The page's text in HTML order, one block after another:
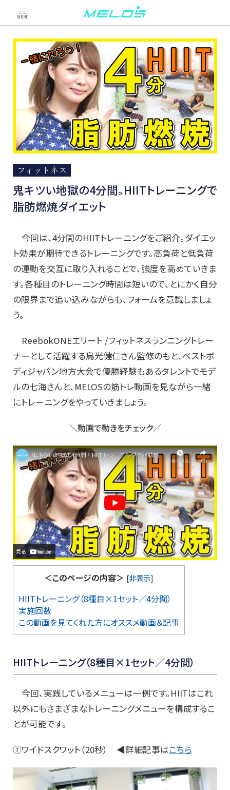
MENU
フィットネス
鬼キツい地獄の4分間。HIITトレーニングで
脂肪燃焼ダイエット
今回は、4分間のHIITトレーニングをご紹介。ダイエッ
ト効果が期待できるトレーニングです。高負荷と低負荷
の運動を交互に取り入れることで、強度を高めていきま
す。各種目のトレーニング時間は短いので、とにかく自分
の限界まで追い込みながらも、フォームを意識しましょ
う。
ReebokONEエリート /フィットネスランニングトレー
ナーとして活躍する鳥光健仁さん監修のもと、ベストボ
ディジャパン地方大会で優勝経験もあるタレントでモデ
ルの七海さんと、MELOSの筋トレ動画を見ながら一緒
にトレーニングをやっていきましょう。
＼動画で動きをチェック／
＜このページの内容＞ [非表示]
HIITトレーニング（8種目×1セット／4分間）
実施回数
この動画を見てくれた方にオススメ動画＆記事
HIITトレーニング（8種目×1セット／4分間）
今回、実践しているメニューは一例です。HIITはこれ
以外にもさまざまなトレーニングメニューを構成するこ
とが可能です。
①ワイドスクワット（20秒） ◀詳細記事はこちら